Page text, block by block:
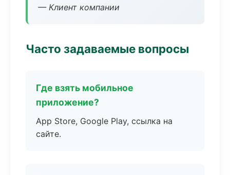
— Клиент компании
Часто задаваемые вопросы
Где взять мобильное
приложение?
App Store, Google Play, ссылка на
сайте.